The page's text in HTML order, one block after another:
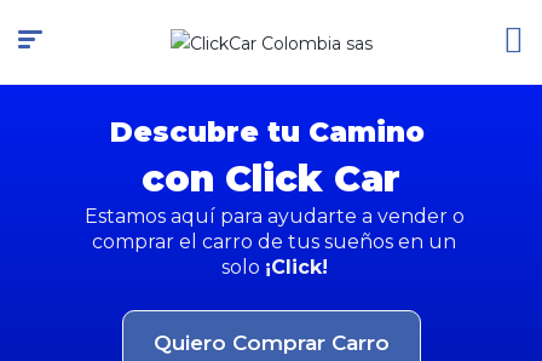
Descubre tu Camino
con Click Car
Estamos aquí para ayudarte a vender o
comprar el carro de tus sueños en un
solo ¡Click!
Quiero Comprar Carro